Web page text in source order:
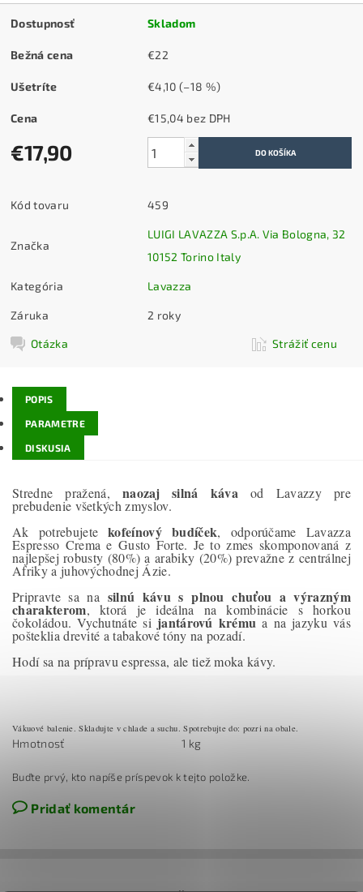
Dostupnosť Skladom
Bežná cena €22
Ušetríte €4,10(–18 %)
Cena €15,04 bez DPH
€17,90
Kód tovaru 459
Značka
LUIGI LAVAZZA S.p.A. Via Bologna, 32
10152 Torino Italy
Kategória Lavazza
Záruka 2 roky
Otázka Strážiť cenu
POPIS
PARAMETRE
DISKUSIA
Stredne pražená, naozaj silná káva od Lavazzy pre
prebudenie všetkých zmyslov.
Ak potrebujetekofeínový budíček, odporúčame Lavazza
Espresso Crema e Gusto Forte. Je to zmes skomponovaná z
najlepšej robusty (80%) a arabiky (20%) prevažne z centrálnej
Afriky a juhovýchodnej Ázie.
Pripravte sa na silnú kávu s plnou chuťou a výrazným
charakterom, ktorá je ideálna na kombinácie s horkou
čokoládou. Vychutnáte si jantárovú krému a na jazyku vás
pošteklia drevité a tabakové tóny na pozadí.
Hodí sa na prípravu espressa, ale tiež moka kávy.
Vákuové balenie. Skladujte v chlade a suchu. Spotrebujte do: pozri na obale.
Hmotnosť 1 kg
Buďte prvý, kto napíše príspevok k tejto položke.
Pridať komentár